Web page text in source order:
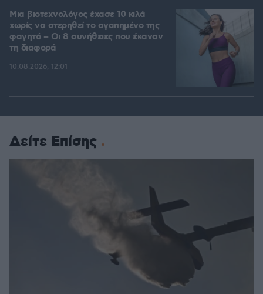
Μια βιοτεχνολόγος έχασε 10 κιλά
χωρίς να στερηθεί το αγαπημένο της
φαγητό – Οι 8 συνήθειες που έκαναν
τη διαφορά
10.08.2026, 12:01
Δείτε Επίσης